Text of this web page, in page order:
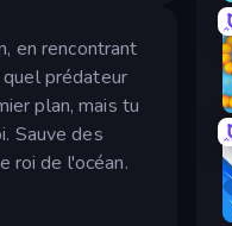
en rencontrant
prédateur
plan, mais tu
Sauve des
roi de l'océan.